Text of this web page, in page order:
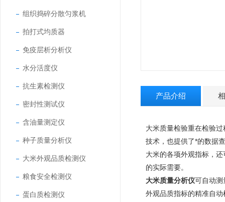
组织捣碎分散匀浆机
拍打式均质器
免疫层析分析仪
水分活度仪
抗生素检测仪
密封性测试仪
含油量测定仪
种子质量分析仪
大米外观品质检测仪
粮食安全检测仪
蛋白质检测仪
产品介绍
大米质量检验重在检验
技术，也提供了*的数据
大米的各项外观指标，
的实际需要。
大米质量分析仪可自动测
外观品质指标的精准自